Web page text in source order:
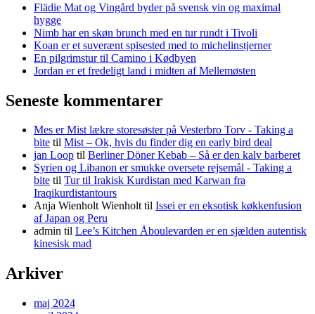
Flädie Mat og Vingård byder på svensk vin og maximal
hygge
Nimb har en skøn brunch med en tur rundt i Tivoli
Koan er et suverænt spisested med to michelinstjerner
En pilgrimstur til Camino i Kødbyen
Jordan er et fredeligt land i midten af Mellemøsten
Seneste kommentarer
Mes er Mist lækre storesøster på Vesterbro Torv - Taking a
bite til Mist – Ok, hvis du finder dig en early bird deal
jan Loop til Berliner Döner Kebab – Så er den kalv barberet
Syrien og Libanon er smukke oversete rejsemål - Taking a
bite til Tur til Irakisk Kurdistan med Karwan fra
Iraqikurdistantours
Anja Wienholt Wienholttil Issei er en eksotisk køkkenfusion
af Japan og Peru
admin til Lee’s Kitchen Åboulevarden er en sjælden autentisk
kinesisk mad
Arkiver
maj 2024